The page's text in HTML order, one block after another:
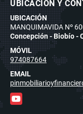
UBICACIÓN Y
UBICACIÓN
MANQUIMAVIDA Nº
Concepción - Biobío -
MÓVIL
974087664
EMAIL
YouTube